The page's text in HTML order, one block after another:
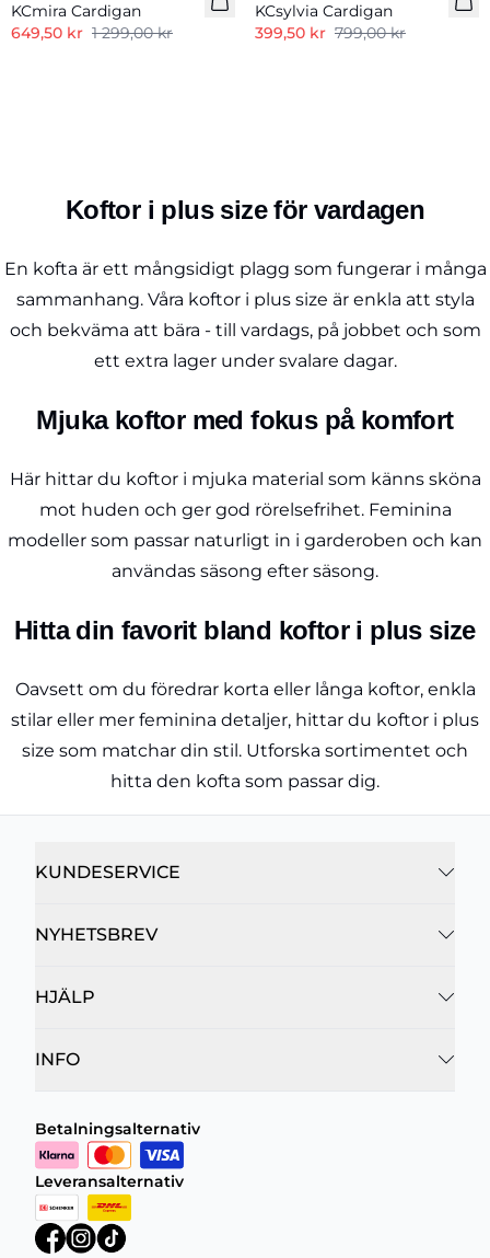
KCmira Cardigan
649,50 kr 1 299,00 kr
KCsylvia Cardigan
399,50 kr 799,00 kr
Koftor i plus size för vardagen
En kofta är ett mångsidigt plagg som fungerar i många
sammanhang. Våra koftor i plus size är enkla att styla
och bekväma att bära - till vardags, på jobbet och som
ett extra lager under svalare dagar.
Mjuka koftor med fokus på komfort
Här hittar du koftor i mjuka material som känns sköna
mot huden och ger god rörelsefrihet. Feminina
modeller som passar naturligt in i garderoben och kan
användas säsong efter säsong.
Hitta din favorit bland koftor i plus size
Oavsett om du föredrar korta eller långa koftor, enkla
stilar eller mer feminina detaljer, hittar du koftor i plus
size som matchar din stil. Utforska sortimentet och
hitta den kofta som passar dig.
KUNDESERVICE
NYHETSBREV
HJÄLP
INFO
Betalningsalternativ
Leveransalternativ